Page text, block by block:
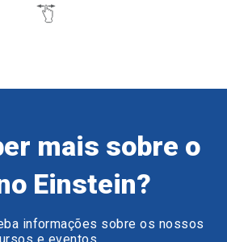
mais sobre o
Einstein?
informações sobre os nossos